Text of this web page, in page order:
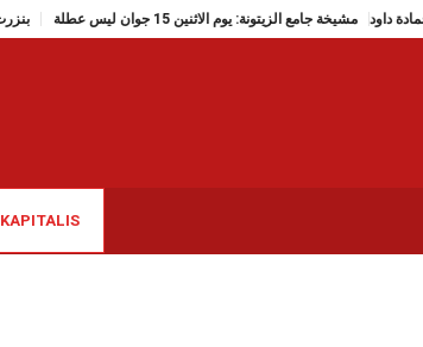
تنعى الزميل حمادة داود مشيخة جامع الزيتونة: يوم الاثنين 15 جوان ليس عطلة
KAPITALIS